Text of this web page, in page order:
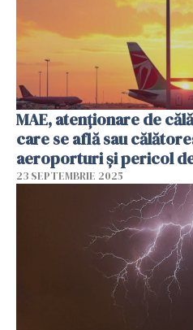
MAE, atenționare de
care se află sau
aeroporturi şi pericol
23 SEPTEMBRIE 2025